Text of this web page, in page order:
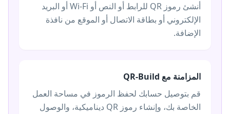
أنشئ رموز QR للرابط أو النص أو Wi-Fi أو البريد
الإلكتروني أو بطاقة الاتصال أو الموقع من نافذة
الإضافة.
المزامنة مع QR-Build
قم بتوصيل حسابك لحفظ الرموز في مساحة العمل
الخاصة بك، وإنشاء رموز QR ديناميكية، والوصول